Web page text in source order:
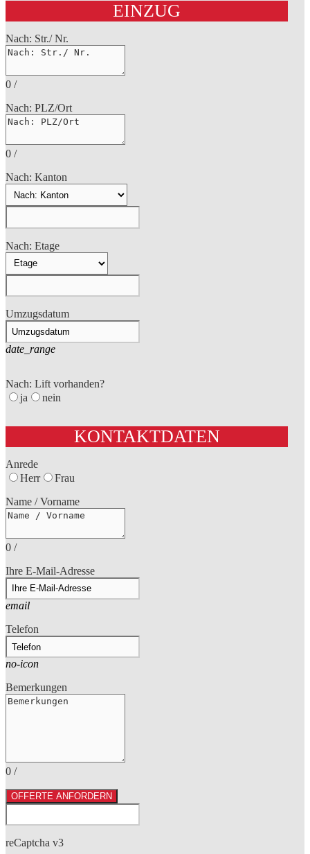
EINZUG
Nach: Str./ Nr.
0 /
Nach: PLZ/Ort
0 /
Nach: Kanton
Nach: Etage
Umzugsdatum
date_range
Nach: Lift vorhanden?
ja
nein
KONTAKTDATEN
Anrede
Herr
Frau
Name / Vorname
0 /
Ihre E-Mail-Adresse
email
Telefon
no-icon
Bemerkungen
0 /
OFFERTE ANFORDERN
reCaptcha v3